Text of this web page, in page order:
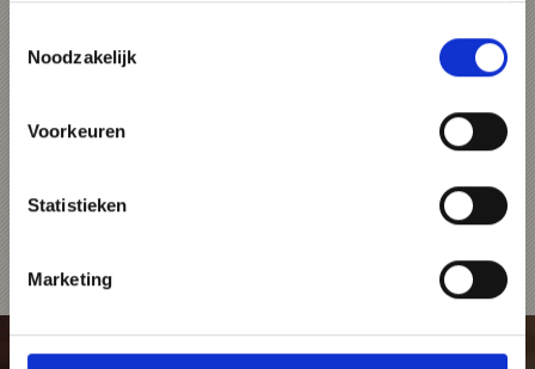
Noodzakelijk
Voorkeuren
Statistieken
Marketing
De Vinschgau Cup powered by Audi gaat in
hebben we dit jaar opnieuw topteams
Roosters, die ook uit Duitsland komen.
www.vinschgaucup.it